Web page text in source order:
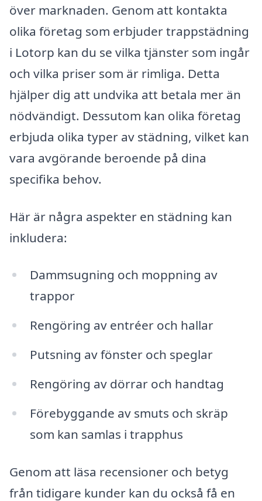
över marknaden. Genom att kontakta
olika företag som erbjuder trappstädning
i Lotorp kan du se vilka tjänster som ingår
och vilka priser som är rimliga. Detta
hjälper dig att undvika att betala mer än
nödvändigt. Dessutom kan olika företag
erbjuda olika typer av städning, vilket kan
vara avgörande beroende på dina
specifika behov.
Här är några aspekter en städning kan
inkludera:
Dammsugning och moppning av
trappor
Rengöring av entréer och hallar
Putsning av fönster och speglar
Rengöring av dörrar och handtag
Förebyggande av smuts och skräp
som kan samlas i trapphus
Genom att läsa recensioner och betyg
från tidigare kunder kan du också få en